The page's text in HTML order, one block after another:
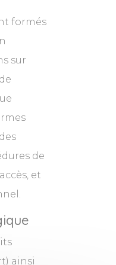
formés
sur
de
et
ainsi